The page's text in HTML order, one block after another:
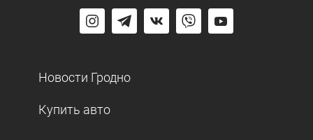
Новости Гродно
Купить авто